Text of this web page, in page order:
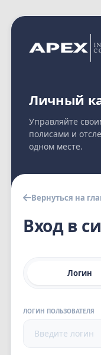
Личный
Управляйте
полисами и
одном месте.
Вернуться на
Вход в
Логин
ЛОГИН ПОЛЬЗОВАТЕЛЯ